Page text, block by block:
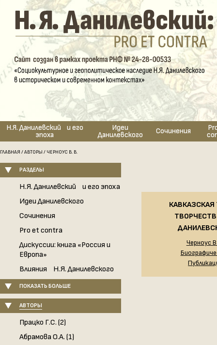
Н.Я. Данилевский и его
эпоха
Идеи
Данилевского Сочинения
ГЛАВНАЯ /АВТОРЫ / ЧЕРНОУС В. В.
РАЗДЕЛЫ
Н.Я. Данилевский и его эпоха
Идеи Данилевского
Сочинения
Pro et contra
Дискуссии: книга «Россия и
Европа»
Влияния Н.Я. Данилевского
ПОКАЗАТЬ БОЛЬШЕ
АВТОРЫ
Працко Г.С. (2)
Абрамова О.А. (1)
КАВКАЗСКАЯ
Черноус